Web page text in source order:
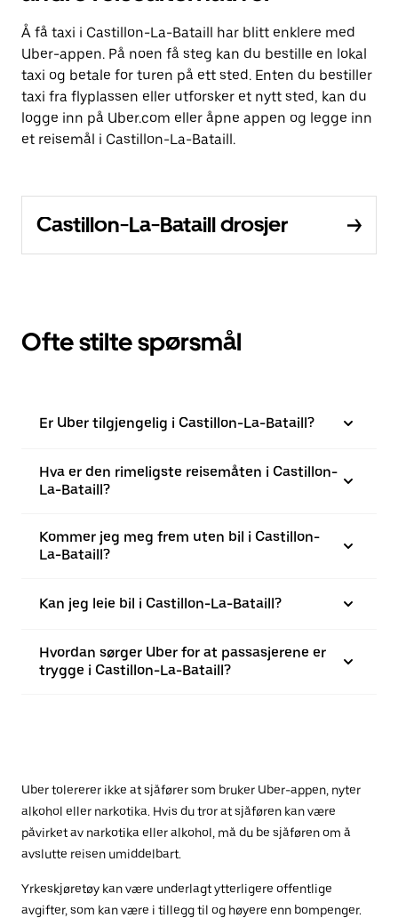
Å få taxi i Castillon-La-Bataill har blitt enklere med
Uber-appen. På noen få steg kan du bestille en lokal
taxi og betale for turen på ett sted. Enten du bestiller
taxi fra flyplassen eller utforsker et nytt sted, kan du
logge inn på Uber.com eller åpne appen og legge inn
et reisemål i Castillon-La-Bataill.
Castillon-La-Bataill drosjer
Ofte stilte spørsmål
Er Uber tilgjengelig i Castillon-La-Bataill?
Hva er den rimeligste reisemåten i Castillon-
La-Bataill?
Kommer jeg meg frem uten bil i Castillon-
La-Bataill?
Kan jeg leie bil i Castillon-La-Bataill?
Hvordan sørger Uber for at passasjerene er
trygge i Castillon-La-Bataill?
Uber tolererer ikke at sjåfører som bruker Uber-appen, nyter
alkohol eller narkotika. Hvis du tror at sjåføren kan være
påvirket av narkotika eller alkohol, må du be sjåføren om å
avslutte reisen umiddelbart.
Yrkeskjøretøy kan være underlagt ytterligere offentlige
avgifter, som kan være i tillegg til og høyere enn bompenger.